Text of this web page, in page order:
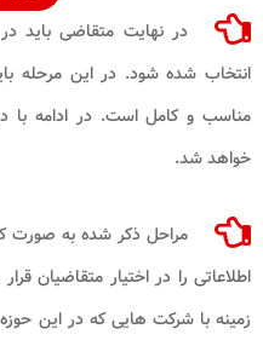
در نهایت متقاضی باید
انتخاب شده شود. در این مرحله
مناسب و کامل است. در ادامه با
خواهد شد.
مراحل ذکر شده به
اطلاعاتی را در اختیار متقاضیان
زمینه با شرکت هایی که در این